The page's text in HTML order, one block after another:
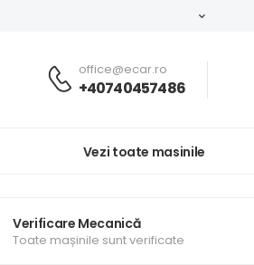
office@ecar.ro
+40740457486
Vezi toate masinile
Verificare Mecanică
Toate mașinile sunt verificate